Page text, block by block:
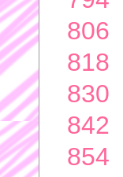
806
818
830
842
854